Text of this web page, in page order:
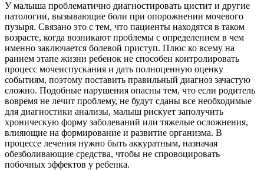
У малыша проблематично диагностировать цистит и другие
патологии, вызывающие боли при опорожнении мочевого
пузыря. Связано это с тем, что пациенты находятся в таком
возрасте, когда возникают проблемы с определением в чем
именно заключается болевой приступ. Плюс ко всему на
раннем этапе жизни ребенок не способен контролировать
процесс мочеиспускания и дать полноценную оценку
событиям, поэтому поставить правильный диагноз зачастую
сложно. Подобные нарушения опасны тем, что если родитель
вовремя не лечит проблему, не будут сданы все необходимые
для диагностики анализы, малыш рискует заполучить
хроническую форму заболеваний или тяжелые осложнения,
влияющие на формирование и развитие организма. В
процессе лечения нужно быть аккуратным, назначая
обезболивающие средства, чтобы не спровоцировать
побочных эффектов у ребенка.